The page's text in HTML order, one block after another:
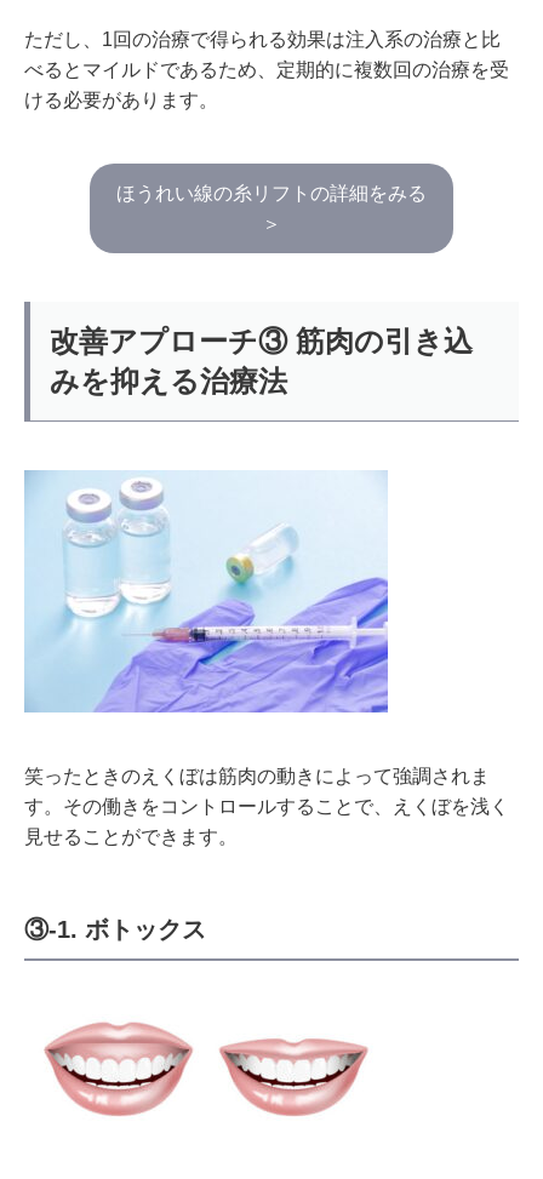
ただし、1回の治療で得られる効果は注入系の治療と比
べるとマイルドであるため、定期的に複数回の治療を受
ける必要があります。
ほうれい線の糸リフトの詳細をみる
＞
改善アプローチ③ 筋肉の引き込
みを抑える治療法
笑ったときのえくぼは筋肉の動きによって強調されま
す。その働きをコントロールすることで、えくぼを浅く
見せることができます。
③-1. ボトックス